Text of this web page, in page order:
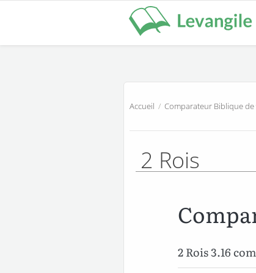
Accueil / Comparateur Biblique de
2 Rois
2 Rois 3.16